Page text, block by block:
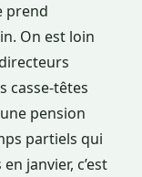
prend
On est loin
casse-têtes
pension
partiels qui
janvier, c’est